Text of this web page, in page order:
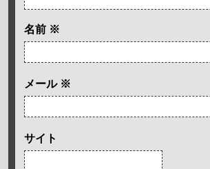
名前 ※
メール ※
サイト